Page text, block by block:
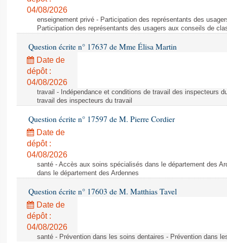
04/08/2026
enseignement privé - Participation des représentants des
Participation des représentants des usagers aux conseils de
Question écrite n° 17637 de Mme Élisa Martin
Date de
dépôt :
04/08/2026
travail - Indépendance et conditions de travail des inspecteurs
travail des inspecteurs du travail
Question écrite n° 17597 de M. Pierre Cordier
Date de
dépôt :
04/08/2026
santé - Accès aux soins spécialisés dans le département des
dans le département des Ardennes
Question écrite n° 17603 de M. Matthias Tavel
Date de
dépôt :
04/08/2026
santé - Prévention dans les soins dentaires - Prévention dans